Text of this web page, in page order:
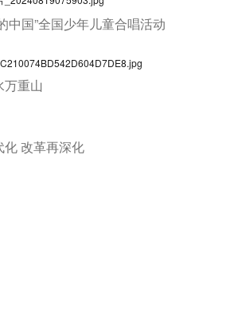
中国”全国少年儿童合唱活动
万重山
化 改革再深化